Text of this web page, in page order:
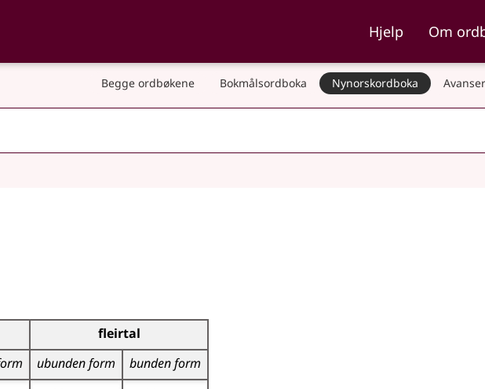
og NynorskordbokaHjelp Om
Begge ordbøkene Bokmålsordboka Nynorskordboka
fleirtal
ubunden form
bunden form